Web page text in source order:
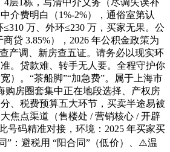
4层1栋，写清中介义务（尽调失误补
介费明白（1%-2%），通俗室第认
万、外环≤230 万，买家无果。公
贷 3.85%），2026 年公积金政策为
产调、新房查五证。请务必以现实环
。贷款难、转手无人要。全程守护你
）。“茶船脚”“加急费”。属于上海市
购房圈套集中正在地段选择、产权房
、税费预算五大环节，买卖半途易被
焦点渠道（售楼处 / 营销核心 / 开辟
号码精准对接，环境：2025 年买家买
”：避税用 “阳合同”（低价）、⚠️温